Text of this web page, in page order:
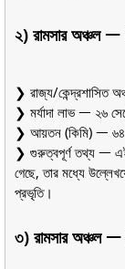
২) রামসার অঞ্চল ᅳ
❯ রাজ্য/কেন্দ্রশাসিত
❯ মর্যাদা লাভ ᅳ ২৬
❯ আয়তন (কিমি) ᅳ ৬৪
❯ গুরুত্বপূর্ণ তথ্য ᅳ এই
গেছে, তার মধ্যে
প্রভৃতি।
৩) রামসার অঞ্চল ᅳ